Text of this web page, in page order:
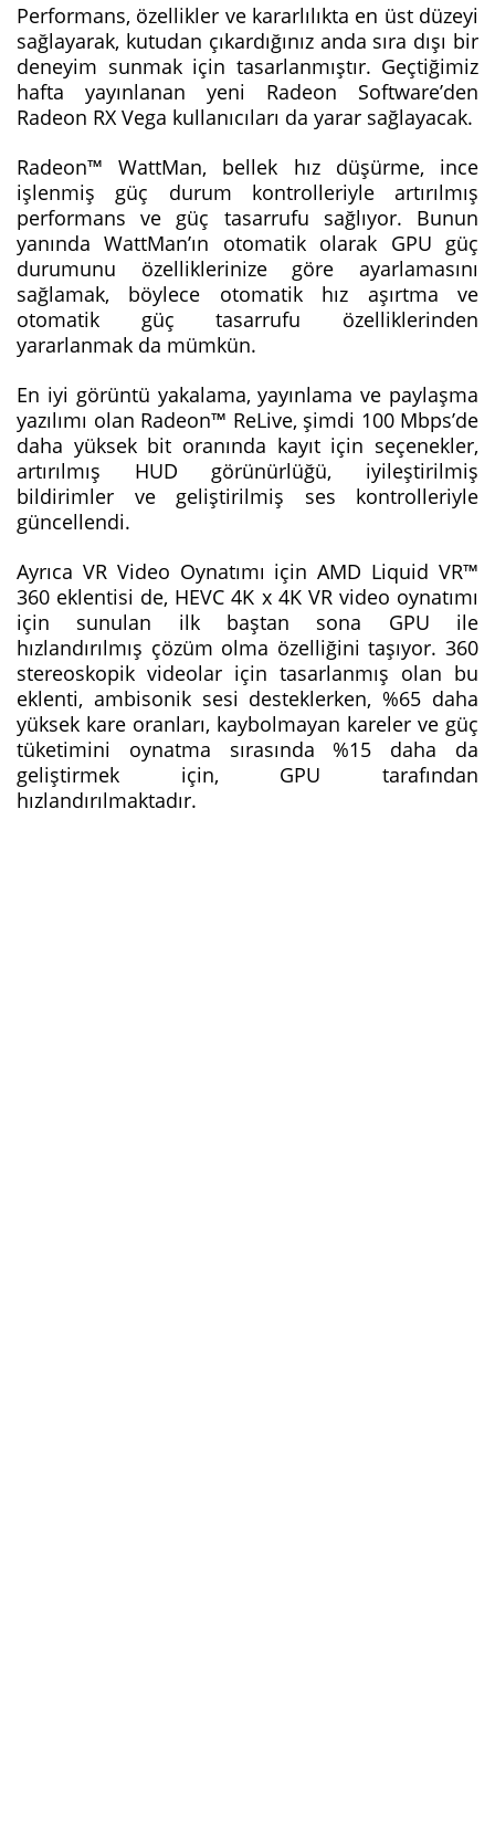
Performans, özellikler ve kararlılıkta en üst düzeyi
sağlayarak, kutudan çıkardığınız anda sıra dışı bir
deneyim sunmak için tasarlanmıştır. Geçtiğimiz
hafta yayınlanan yeni Radeon Software’den
Radeon RX Vega kullanıcıları da yarar sağlayacak.
Radeon™ WattMan, bellek hız düşürme, ince
işlenmiş güç durum kontrolleriyle artırılmış
performans ve güç tasarrufu sağlıyor. Bunun
yanında WattMan’ın otomatik olarak GPU güç
durumunu özelliklerinize göre ayarlamasını
sağlamak, böylece otomatik hız aşırtma ve
otomatik güç tasarrufu özelliklerinden
yararlanmak da mümkün.
En iyi görüntü yakalama, yayınlama ve paylaşma
yazılımı olan Radeon™ ReLive, şimdi 100 Mbps’de
daha yüksek bit oranında kayıt için seçenekler,
artırılmış HUD görünürlüğü, iyileştirilmiş
bildirimler ve geliştirilmiş ses kontrolleriyle
güncellendi.
Ayrıca VR Video Oynatımı için AMD Liquid VR™
360 eklentisi de, HEVC 4K x 4K VR video oynatımı
için sunulan ilk baştan sona GPU ile
hızlandırılmış çözüm olma özelliğini taşıyor. 360
stereoskopik videolar için tasarlanmış olan bu
eklenti, ambisonik sesi desteklerken, %65 daha
yüksek kare oranları, kaybolmayan kareler ve güç
tüketimini oynatma sırasında %15 daha da
geliştirmek için, GPU tarafından
hızlandırılmaktadır.